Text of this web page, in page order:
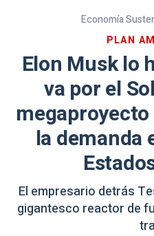
Economía
PLAN
Elon Musk lo
va por el
la demanda
El empresario detrás
gigantesco reactor de